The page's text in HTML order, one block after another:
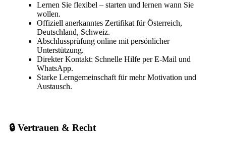
Lernen Sie flexibel – starten und lernen wann Sie
wollen.
Offiziell anerkanntes Zertifikat für Österreich,
Deutschland, Schweiz.
Abschlussprüfung online mit persönlicher
Unterstützung.
Direkter Kontakt: Schnelle Hilfe per E-Mail und
WhatsApp.
Starke Lerngemeinschaft für mehr Motivation und
Austausch.
🔒 Vertrauen & Recht